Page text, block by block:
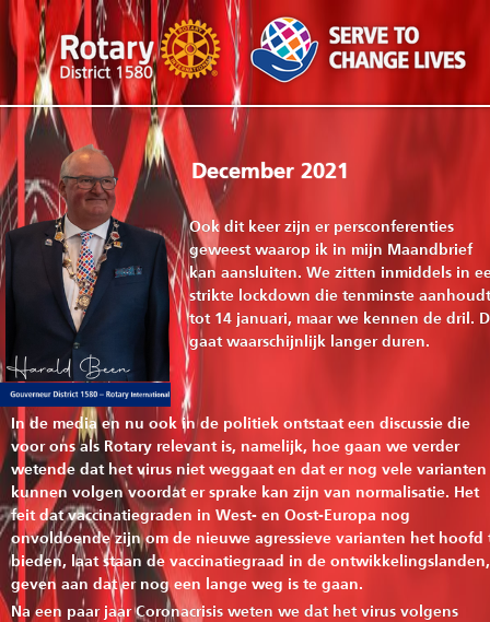
December 2021
Ook dit keer zijn er persconferenties
geweest waarop ik in mijn Maandbrief
kan aansluiten. We zitten inmiddels in
strikte lockdown die tenminste aanhoudt
tot 14 januari, maar we kennen de dril.
gaat waarschijnlijk langer duren.
In de media en nu ook in de politiek ontstaat een discussie die
voor ons als Rotary relevant is, namelijk, hoe gaan we verder
wetende dat het virus niet weggaat en dat er nog vele varianten
kunnen volgen voordat er sprake kan zijn van normalisatie. Het
feit dat vaccinatiegraden in West- en Oost-Europa nog
onvoldoende zijn om de nieuwe agressieve varianten het hoofd
bieden, laat staan de vaccinatiegraad in de ontwikkelingslanden,
geven aan dat er nog een lange weg is te gaan.
Na een paar jaar Coronacrisis weten we dat het virus volgens